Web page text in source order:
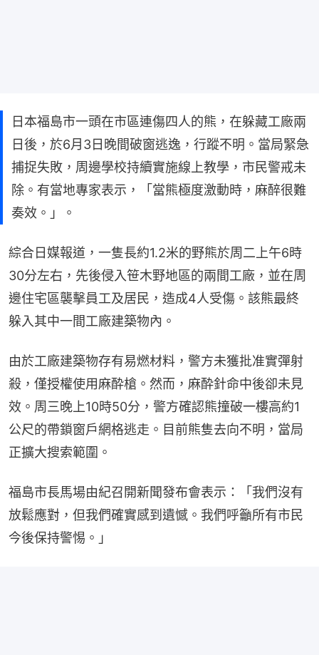
日本福島市一頭在市區連傷四人的熊，在躲藏工廠兩
日後，於6月3日晚間破窗逃逸，行蹤不明。當局緊急
捕捉失敗，周邊學校持續實施線上教學，市民警戒未
除。有當地專家表示，「當熊極度激動時，麻醉很難
奏效。」。
綜合日媒報道，一隻長約1.2米的野熊於周二上午6時
30分左右，先後侵入笹木野地區的兩間工廠，並在周
邊住宅區襲擊員工及居民，造成4人受傷。該熊最終
躲入其中一間工廠建築物內。
由於工廠建築物存有易燃材料，警方未獲批准實彈射
殺，僅授權使用麻酔槍。然而，麻酔針命中後卻未見
效。周三晚上10時50分，警方確認熊撞破一樓高約1
公尺的帶鎖窗戶網格逃走。目前熊隻去向不明，當局
正擴大搜索範圍。
福島市長馬場由紀召開新聞發布會表示：「我們沒有
放鬆應對，但我們確實感到遺憾。我們呼籲所有市民
今後保持警惕。」